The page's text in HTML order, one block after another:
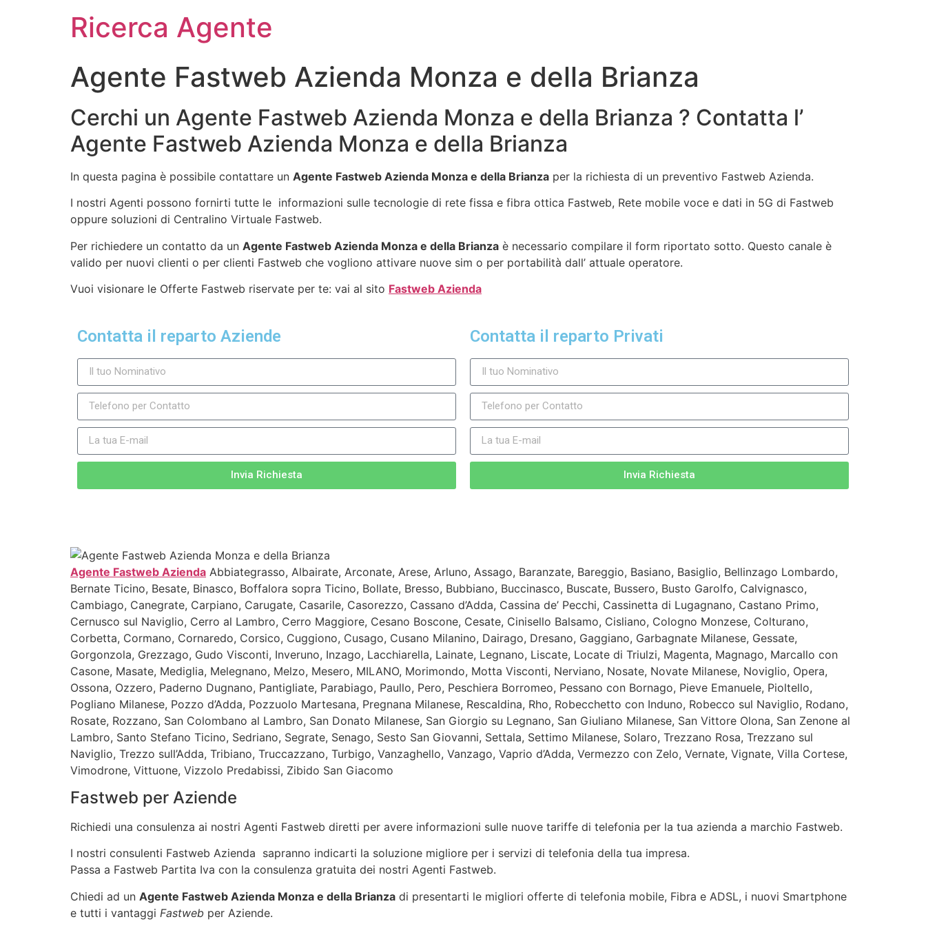
Ricerca Agente
Agente Fastweb Azienda Monza e della Brianza
Cerchi un Agente Fastweb Azienda Monza e della Brianza ? Contatta l’
Agente Fastweb Azienda Monza e della Brianza
In questa pagina è possibile contattare un Agente Fastweb Azienda Monza e della Brianza per la richiesta di un preventivo Fastweb Azienda.
I nostri Agenti possono fornirti tutte le informazioni sulle tecnologie di rete fissa e fibra ottica Fastweb, Rete mobile voce e dati in 5G di Fastweb
oppure soluzioni di Centralino Virtuale Fastweb.
Per richiedere un contatto da un Agente Fastweb Azienda Monza e della Brianza è necessario compilare il form riportato sotto. Questo canale è
valido per nuovi clienti o per clienti Fastweb che vogliono attivare nuove sim o per portabilità dall’ attuale operatore.
Vuoi visionare le Offerte Fastweb riservate per te: vai al sito Fastweb Azienda
Contatta il reparto Aziende
Invia Richiesta
Contatta il reparto Privati
Invia Richiesta
Agente Fastweb Azienda Abbiategrasso, Albairate, Arconate, Arese, Arluno, Assago, Baranzate, Bareggio, Basiano, Basiglio, Bellinzago Lombardo,
Bernate Ticino, Besate, Binasco, Boffalora sopra Ticino, Bollate, Bresso, Bubbiano, Buccinasco, Buscate, Bussero, Busto Garolfo, Calvignasco,
Cambiago, Canegrate, Carpiano, Carugate, Casarile, Casorezzo, Cassano d’Adda, Cassina de’ Pecchi, Cassinetta di Lugagnano, Castano Primo,
Cernusco sul Naviglio, Cerro al Lambro, Cerro Maggiore, Cesano Boscone, Cesate, Cinisello Balsamo, Cisliano, Cologno Monzese, Colturano,
Corbetta, Cormano, Cornaredo, Corsico, Cuggiono, Cusago, Cusano Milanino, Dairago, Dresano, Gaggiano, Garbagnate Milanese, Gessate,
Gorgonzola, Grezzago, Gudo Visconti, Inveruno, Inzago, Lacchiarella, Lainate, Legnano, Liscate, Locate di Triulzi, Magenta, Magnago, Marcallo con
Casone, Masate, Mediglia, Melegnano, Melzo, Mesero, MILANO, Morimondo, Motta Visconti, Nerviano, Nosate, Novate Milanese, Noviglio, Opera,
Ossona, Ozzero, Paderno Dugnano, Pantigliate, Parabiago, Paullo, Pero, Peschiera Borromeo, Pessano con Bornago, Pieve Emanuele, Pioltello,
Pogliano Milanese, Pozzo d’Adda, Pozzuolo Martesana, Pregnana Milanese, Rescaldina, Rho, Robecchetto con Induno, Robecco sul Naviglio, Rodano,
Rosate, Rozzano, San Colombano al Lambro, San Donato Milanese, San Giorgio su Legnano, San Giuliano Milanese, San Vittore Olona, San Zenone al
Lambro, Santo Stefano Ticino, Sedriano, Segrate, Senago, Sesto San Giovanni, Settala, Settimo Milanese, Solaro, Trezzano Rosa, Trezzano sul
Naviglio, Trezzo sull’Adda, Tribiano, Truccazzano, Turbigo, Vanzaghello, Vanzago, Vaprio d’Adda, Vermezzo con Zelo, Vernate, Vignate, Villa Cortese,
Vimodrone, Vittuone, Vizzolo Predabissi, Zibido San Giacomo
Fastweb per Aziende
Richiedi una consulenza ai nostri Agenti Fastweb diretti per avere informazioni sulle nuove tariffe di telefonia per la tua azienda a marchio Fastweb.
I nostri consulenti Fastweb Azienda sapranno indicarti la soluzione migliore per i servizi di telefonia della tua impresa.
Passa a Fastweb Partita Iva con la consulenza gratuita dei nostri Agenti Fastweb.
Chiedi ad un Agente Fastweb Azienda Monza e della Brianza di presentarti le migliori offerte di telefonia mobile, Fibra e ADSL, i nuovi Smartphone
e tutti i vantaggi Fastweb per Aziende.